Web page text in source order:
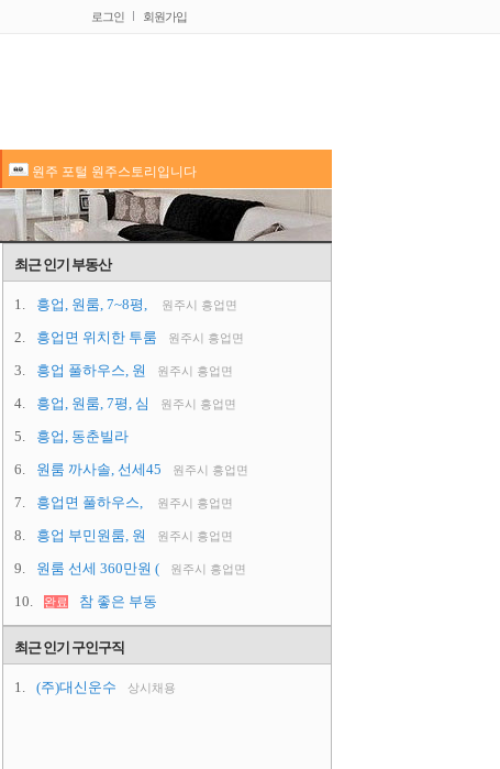
로그인 회원가입
원주 포털 원주스토리입니다
최근 인기 부동산
1. 흥업, 원룸, 7~8평, 원주시 흥업면
2. 흥업면 위치한 투룸 원주시 흥업면
3. 흥업 풀하우스, 원 원주시 흥업면
4. 흥업, 원룸, 7평, 심 원주시 흥업면
5.
흥업, 동춘빌라
6.
원룸 까사솔, 선세45 원주시 흥업면
7. 흥업면 풀하우스, 원주시 흥업면
8. 흥업 부민원룸, 원 원주시 흥업면
9. 원룸 선세 360만원 ( 원주시 흥업면
10. 완료 참 좋은 부동
최근 인기 구인구직
1. (주)대신운수 상시채용